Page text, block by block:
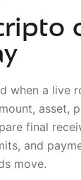
when a live
asset,
final
and
move.